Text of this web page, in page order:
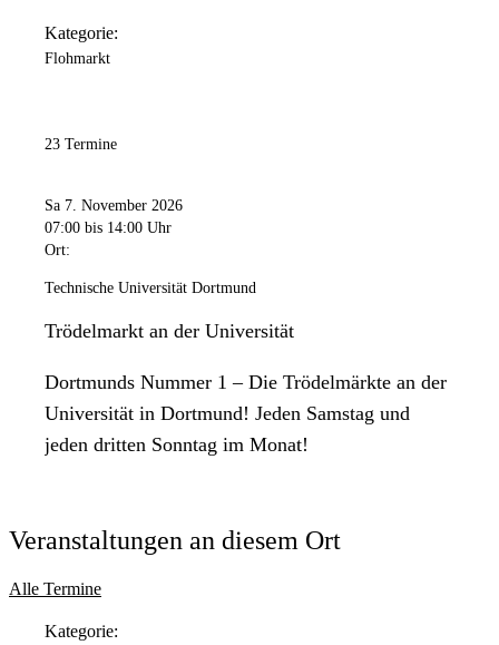
Kategorie:
Flohmarkt
23 Termine
Sa 7. November 2026
07:00 bis 14:00 Uhr
Ort:
Technische Universität Dortmund
Trödelmarkt an der Universität
Dortmunds Nummer 1 – Die Trödelmärkte an der
Universität in Dortmund! Jeden Samstag und
jeden dritten Sonntag im Monat!
Veranstaltungen an diesem Ort
Alle Termine
Kategorie: